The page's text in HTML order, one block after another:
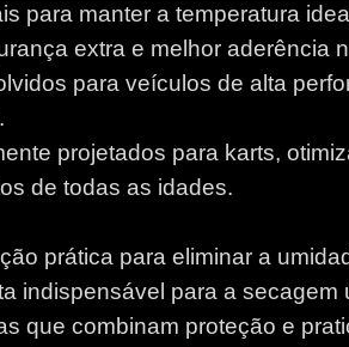
para manter a temperatura
extra e melhor aderência
para veículos de alta
projetados para karts,
de todas as idades.
prática para eliminar a
indispensável para a
que combinam proteção e